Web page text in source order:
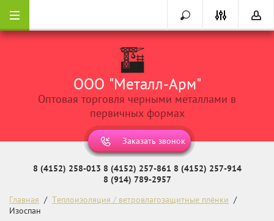
ООО "Металл-Арм"
Оптовая торговля черными металлами в
первичных формах
Заказать звонок
8 (4152) 258-013 8 (4152) 257-861 8 (4152) 257-914
8 (914) 789-2957
Главная
  /
Теплоизоляция / ветровлагозащитные плёнки
  /
Изоспан